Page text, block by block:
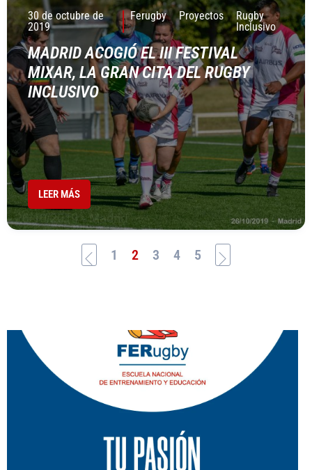
30 de octubre de
2019
Ferugby Proyectos
Rugby
Inclusivo
MADRID ACOGIÓ EL III FESTIVAL
MIXAR, LA GRAN CITA DEL RUGBY
INCLUSIVO
LEER MÁS
1 2 3 4 5